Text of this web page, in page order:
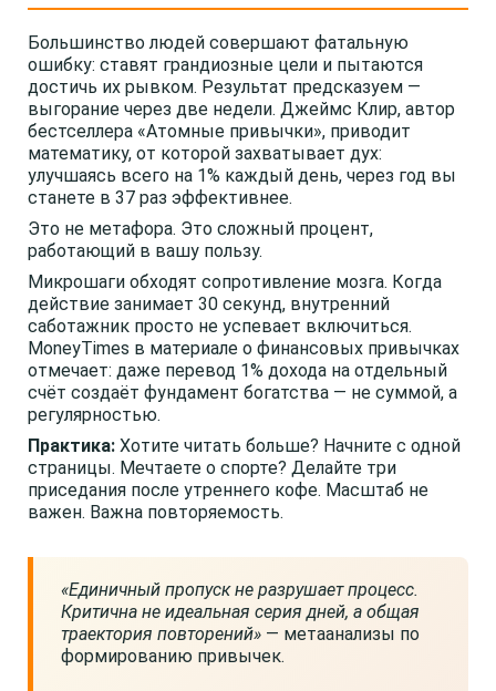
Большинство людей совершают фатальную
ошибку: ставят грандиозные цели и пытаются
достичь их рывком. Результат предсказуем —
выгорание через две недели. Джеймс Клир, автор
бестселлера «Атомные привычки», приводит
математику, от которой захватывает дух:
улучшаясь всего на 1% каждый день, через год вы
станете в 37 раз эффективнее.
Это не метафора. Это сложный процент,
работающий в вашу пользу.
Микрошаги обходят сопротивление мозга. Когда
действие занимает 30 секунд, внутренний
саботажник просто не успевает включиться.
MoneyTimes в материале о финансовых привычках
отмечает: даже перевод 1% дохода на отдельный
счёт создаёт фундамент богатства — не суммой, а
регулярностью.
Практика: Хотите читать больше? Начните с одной
страницы. Мечтаете о спорте? Делайте три
приседания после утреннего кофе. Масштаб не
важен. Важна повторяемость.
«Единичный пропуск не разрушает процесс.
Критична не идеальная серия дней, а общая
траектория повторений» — метаанализы по
формированию привычек.